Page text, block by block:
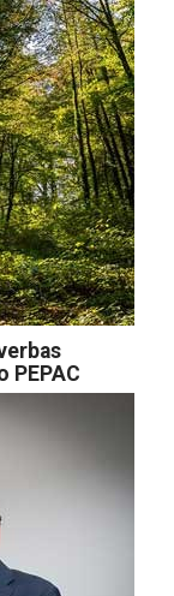
PEPAC